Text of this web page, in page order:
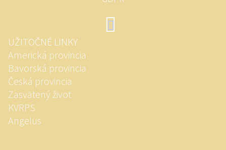
UŽITOČNÉ LINKY
Americká provincia
Bavorská provincia
Česká provincia
Zasvätený život
KVRPS
Angelus